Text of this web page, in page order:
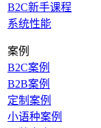
B2C新手课程
系统性能
案例
B2C案例
B2B案例
定制案例
小语种案例